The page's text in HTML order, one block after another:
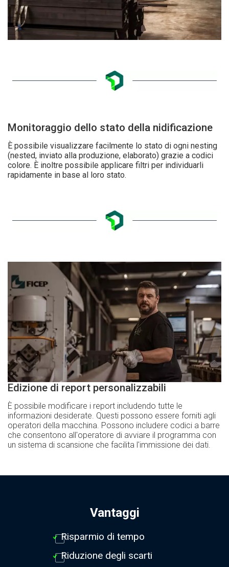
Monitoraggio dello stato della nidificazione
È possibile visualizzare facilmente lo stato di ogni nesting
(nested, inviato alla produzione, elaborato) grazie a codici
colore. È inoltre possibile applicare filtri per individuarli
rapidamente in base al loro stato.
Edizione di report personalizzabili
È possibile modificare i report includendo tutte le
informazioni desiderate. Questi possono essere forniti agli
operatori della macchina. Possono includere codici a barre
che consentono all'operatore di avviare il programma con
un sistema di scansione che facilita l'immissione dei dati.
Vantaggi
Risparmio di tempo
Riduzione degli scarti